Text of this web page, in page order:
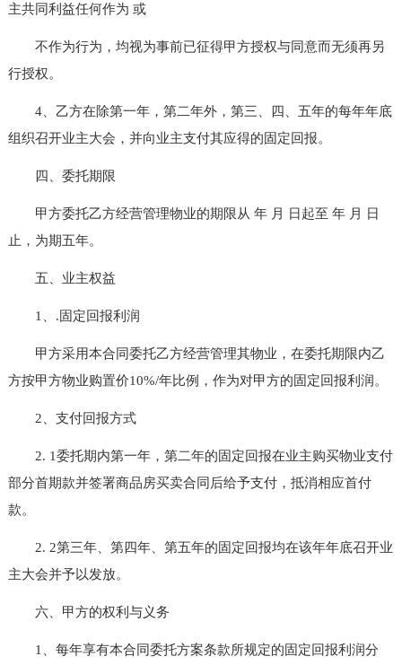
主共同利益任何作为 或
不作为行为，均视为事前已征得甲方授权与同意而无须再另
行授权。
4、乙方在除第一年，第二年外，第三、四、五年的每年年底
组织召开业主大会，并向业主支付其应得的固定回报。
四、委托期限
甲方委托乙方经营管理物业的期限从 年 月 日起至 年 月 日
止，为期五年。
五、业主权益
1、.固定回报利润
甲方采用本合同委托乙方经营管理其物业，在委托期限内乙
方按甲方物业购置价10%/年比例，作为对甲方的固定回报利润。
2、支付回报方式
2. 1委托期内第一年，第二年的固定回报在业主购买物业支付
部分首期款并签署商品房买卖合同后给予支付，抵消相应首付
款。
2. 2第三年、第四年、第五年的固定回报均在该年年底召开业
主大会并予以发放。
六、甲方的权利与义务
1、每年享有本合同委托方案条款所规定的固定回报利润分